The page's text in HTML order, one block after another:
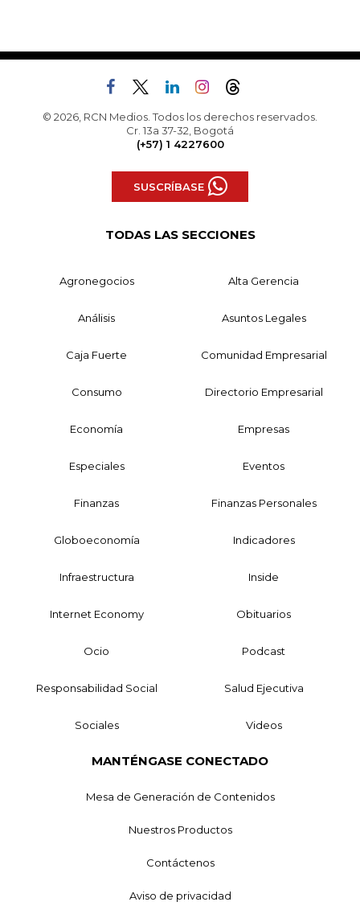
© 2026, RCN Medios. Todos los derechos reservados.
Cr. 13a 37-32, Bogotá
(+57) 1 4227600
SUSCRÍBASE
TODAS LAS SECCIONES
Agronegocios Alta Gerencia
Análisis Asuntos Legales
Caja Fuerte Comunidad Empresarial
Consumo Directorio Empresarial
Economía Empresas
Especiales Eventos
Finanzas Finanzas Personales
Globoeconomía Indicadores
Infraestructura Inside
Internet Economy Obituarios
Ocio Podcast
Responsabilidad Social Salud Ejecutiva
Sociales Videos
MANTÉNGASE CONECTADO
Mesa de Generación de Contenidos
Nuestros Productos
Contáctenos
Aviso de privacidad